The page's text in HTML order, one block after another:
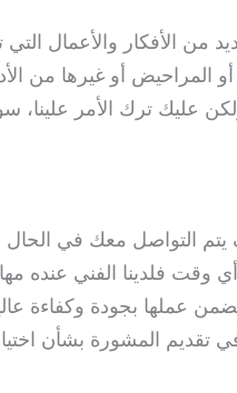
الأفكار والأعمال التي
المراحيض أو غيرها من
عليك ترك الأمر
التواصل معك في
فلدينا الفني عنده
عملها بجودة وكفاءة
المشورة بشأن اختيار